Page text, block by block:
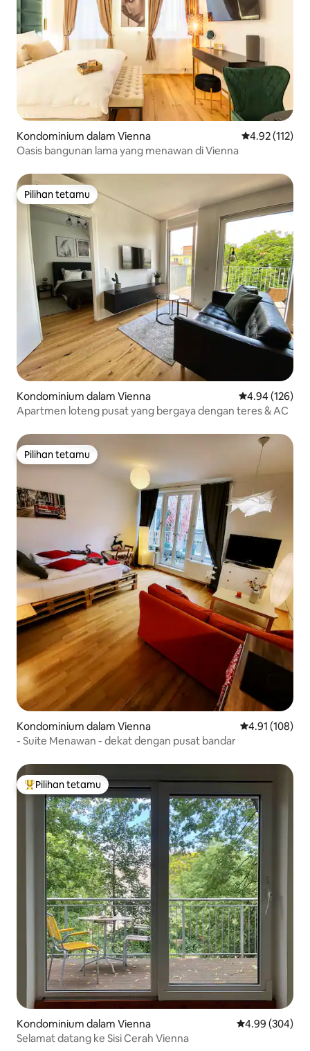
Kondominium dalam Vienna Penarafan
4.92 (112)
Oasis bangunan lama yang menawan di Vienna
Pilihan tetamu
Pilihan tetamu
Kondominium dalam Vienna Penarafan
4.94 (126)
Apartmen loteng pusat yang bergaya dengan teres & AC
Pilihan tetamu
Pilihan tetamu
Kondominium dalam Vienna Penarafan
4.91 (108)
- Suite Menawan - dekat dengan pusat bandar
Pilihan utama tetamu
Pilihan tetamu
Kondominium dalam Vienna Penarafan
4.99 (304)
Selamat datang ke Sisi Cerah Vienna